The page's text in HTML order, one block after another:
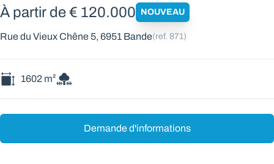
À partir de € 120.000 NOUVEAU
Rue du Vieux Chêne 5, 6951 Bande(ref.871)
1602m²
Demande d'informations